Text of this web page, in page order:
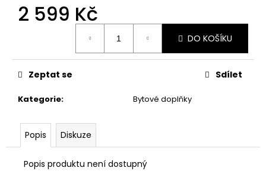
2 599 Kč
DO KOŠÍKU
Kategorie: Bytové doplňky
Zeptat se Sdílet
Popis Diskuze
Popis produktu není dostupný